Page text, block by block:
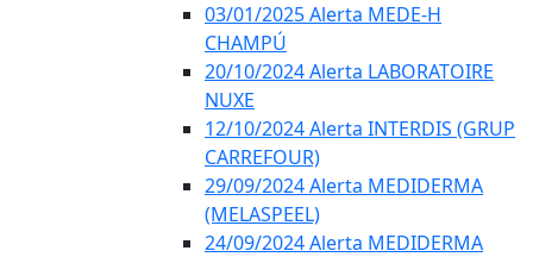
03/01/2025 Alerta MEDE-H
CHAMPÚ
20/10/2024 Alerta LABORATOIRE
NUXE
12/10/2024 Alerta INTERDIS (GRUP
CARREFOUR)
29/09/2024 Alerta MEDIDERMA
(MELASPEEL)
24/09/2024 Alerta MEDIDERMA